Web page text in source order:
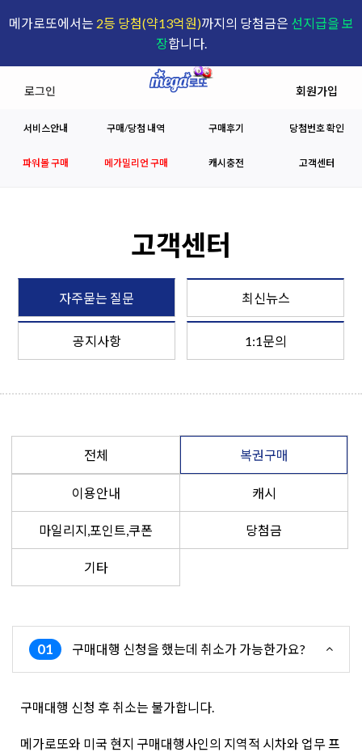
메가로또에서는 2등 당첨(약13억원)까지의 당첨금은 선지급을 보
장합니다.
로그인 회원가입
서비스안내 구매/당첨 내역 구매후기 당첨번호 확인
파워볼 구매 메가밀리언 구매 캐시충전 고객센터
고객센터
자주묻는 질문 최신뉴스
공지사항 1:1문의
전체 복권구매
이용안내 캐시
마일리지,포인트,쿠폰 당첨금
기타
01 구매대행 신청을 했는데 취소가 가능한가요?
구매대행 신청 후 취소는 불가합니다.
메가로또와 미국 현지 구매대행사인의 지역적 시차와 업무 프